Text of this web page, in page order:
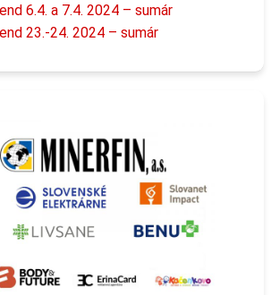
6.4. a 7.4. 2024 – sumár
23.-24. 2024 – sumár